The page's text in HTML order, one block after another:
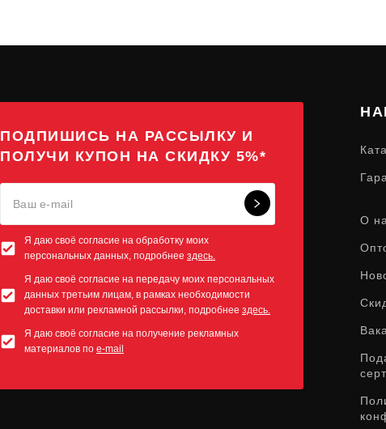
ПОДПИШИСЬ НА РАССЫЛКУ И
ПОЛУЧИ КУПОН НА СКИДКУ 5%*
Я даю своё согласие на обработку моих
персональных данных, подробнее здесь.
Я даю своё согласие на передачу моих персональных
данных третьим лицам, в рамках необходимости
доставки или рекламной рассылки, подробнее здесь.
Я даю своё согласие на получение рекламных
материалов по e-mail
О